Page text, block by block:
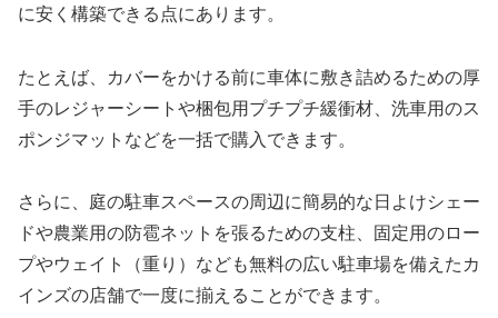
に安く構築できる点にあります。
たとえば、カバーをかける前に車体に敷き詰めるための厚
手のレジャーシートや梱包用プチプチ緩衝材、洗車用のス
ポンジマットなどを一括で購入できます。
さらに、庭の駐車スペースの周辺に簡易的な日よけシェー
ドや農業用の防雹ネットを張るための支柱、固定用のロー
プやウェイト（重り）なども無料の広い駐車場を備えたカ
インズの店舗で一度に揃えることができます。